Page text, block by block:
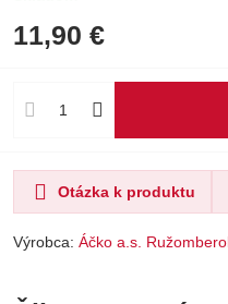
11,90 €
Otázka k produktu
Výrobca: Áčko a.s.